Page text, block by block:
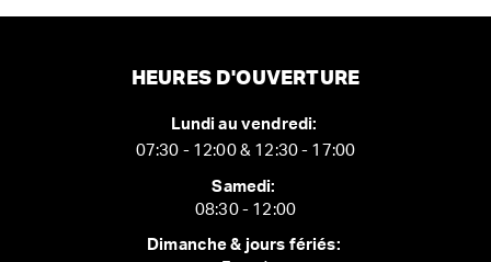
HEURES D'OUVERTURE
Lundi au vendredi:
07:30 - 12:00 & 12:30 - 17:00
Samedi:
08:30 - 12:00
Dimanche & jours fériés: